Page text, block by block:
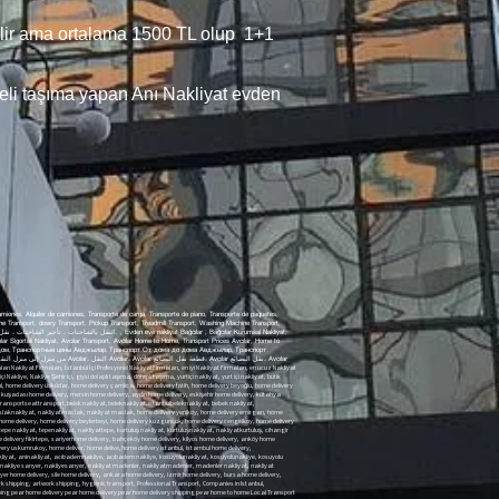
ama ortalama 1500 TL olup 1+1
taşıma yapan Anı Nakliyat evden
Alquiler de camiones, Transporte de carga, Transporte de piano, Transporte de paquetes,
Transport, dowry Transport, Pickup Transport, Treadmill Transport, Washing Machine Transport,
Sigortalı Nakliyat, Avcılar Transport, Avcılar Home to Home, Transport Prices Avcılar, Home to
дом, Транспортные цены Авджылар, Транспорт От дома до дома Авджылар, Транспорт
mersin home delivery Aydin home delivery Eskisehir home delivery Kütahya Home Delivery city ​​home delivery home delivery city transportation of goods within the city transportation of goods home delivery besiktas besiktas delivery besiktas home delivery home delivery taxi Taksim Home Delivery home delivery city ​​seat transport city ​​seattransport seat transport seattransport baby shipping babyshipping home delivery baby baby home delivery maslak home delivery home delivery maslak home delivery sariyer home delivery sariyer home delivery zekeriyakoy zekeriyakoy home delivery sariyer home delivery maslak shipping maslak shipping shippingmaslak shipping maslak home delivery Yenikoy home delivery emirgan home delivery uskudar home delivery kadikoy home delivery acibadem home delivery route home delivery umraniye home delivery umraniye home delivery camlica home delivery islands home delivery home delivery suadiye suadiye home delivery Yenikoy Home Delivery Yenikoy home delivery home delivery beylerbeyi home delivery home delivery cengelkoy home delivery atasehir home delivery atasehir Atasehir home delivery atasehir home delivery ataşehirtransport shipping atasehir fashion shipping fashion shipping shipping fashion shipping to suadiye suadiantransport shipping shipping islands shipping shippingislands shipping from home office relocation hill transport top shipping shippingtepe salvation shipping salvationshipping shippingliberation cihangir shipping cihangirtransport transporterhangir cihangir home delivery home delivery cihangir Gultepe Transport Gultepenakliyat home delivery meats home delivery execs home delivery hisar Etiler home delivery akatlar home delivery Ortakoy Home Delivery Idea Home Delivery home delivery sariyerhome delivery bahcekoy home delivery kiyos home delivery arikoy home delivery home delivery arikoy home delivery home delivery tarabya tarabya home delivery home delivery zekeriyakoytransport zekeriyakoy shipping zekeriyakoy seat transport zekeriyaköy piece goods transport Uskumrukoy Transport mackerelkoytransport home delivery uskumrukoy home deliver home delivery home delivery istanbul istanbul home delivery Uskudartransport Uskudarnakliya Uskudarshipping uskudarhome delivery home delivery uskuda runwaytransport shipper find shipping antalya home delivery side shipping side home delivery manavgat shipping manavgat home delivery instant shipping is on the way shipping shipping bitterbademshipping macaroon shipping kosuwaytransport by wayshipping road transport runwayshipping runway shipping shipping macaroon shipping macaroon transport uskudar shippinguskudar shippingistanbul transport harem harem transport seliye shipping shipping falconerstransport falconers shipping shipping falconers shipping sariyer shipping sariyer shippingsariyer shipping mines shippingmines mines transport courier companies shipping goztepe shipping suadiye Fenerbahce Transport fenerbahce shipping transport fenerbahce redsoil shipping shipping redsoil shipping streetbostan shippingcaddebostan streetbostan shipping streetbostan shipping transportation carrier home delivery saree delete home delivery home delivery ankara home delivery izmir home delivery home delivery beykoz they offer home delivery home delivery kavacik